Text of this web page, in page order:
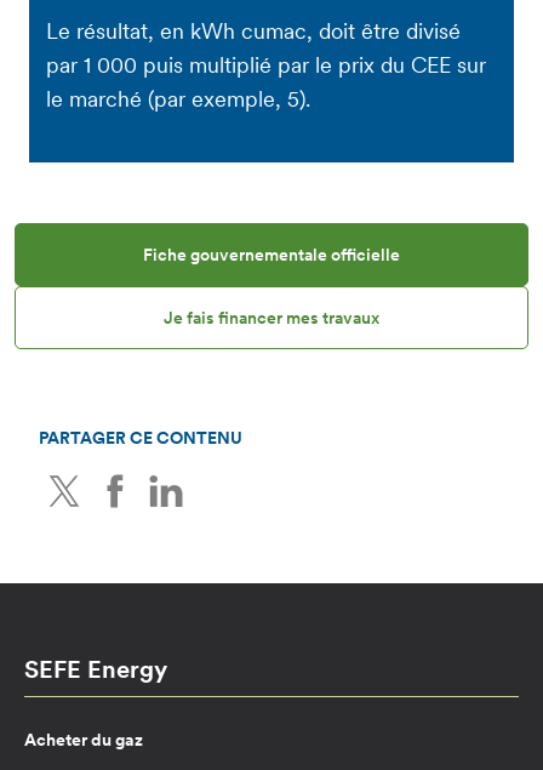
Le résultat, en kWh cumac, doit être divisé
par 1 000 puis multiplié par le prix du CEE sur
le marché (par exemple, 5).
Fiche gouvernementale officielle
Je fais financer mes travaux
PARTAGER CE CONTENU
TwitterFacebook
SEFE Energy
Acheter du gaz